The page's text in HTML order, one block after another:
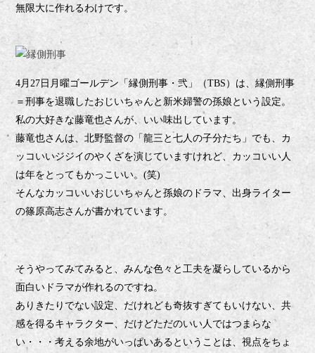
無限大に作れるわけです。
4 月27日月曜ゴールデン「縁側刑事・弐」（TBS ）は、縁側刑事
＝刑事を退職したおじいちゃんと新米婦警の孫娘という設定。
私の大好きな藤竜也さんが、いい味出しています。
藤竜也さんは、北野監督の「龍三と七人の子分たち」でも、カ
ッコいいジジイのやくざを演じていますけれど、カッコいい人
は年をとってもかっこいい。(笑)
そんなカッコいいおじいちゃんと孫娘のドラマ、出身ライター
の篠原高志さんが書かれています。
そうやってみてみると、みんな色々と工夫を凝らしているから
面白いドラマが作れるのですね。
ありきたりでない設定、だけれども奇抜すぎてもいけない、共
感を得るキャラクター、だけどただのいい人ではつまらな
い・・・考える余地がいっぱいあるということは、視点をちょ